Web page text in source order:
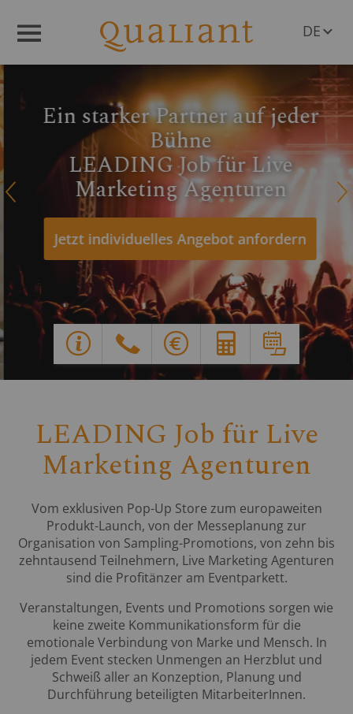
DE
AT
CH
Ein starker Partner auf jeder
Bühne
LEADING Job für Live
Marketing Agenturen
Jetzt individuelles Angebot anfordern
Q R
Y G X E d
LEADING Job für Live
Marketing Agenturen
Vom exklusiven Pop-Up Store zum europaweiten
Produkt-Launch, von der Messeplanung zur
Organisation von Sampling-Promotions, von zehn bis
zehntausend Teilnehmern, Live Marketing Agenturen
sind die Profitänzer am Eventparkett.
Veranstaltungen, Events und Promotions sorgen wie
keine zweite Kommunikationsform für die
emotionale Verbindung von Marke und Mensch. In
jedem Event stecken Unmengen an Herzblut und
Schweiß aller an Konzeption, Planung und
Durchführung beteiligten MitarbeiterInnen.